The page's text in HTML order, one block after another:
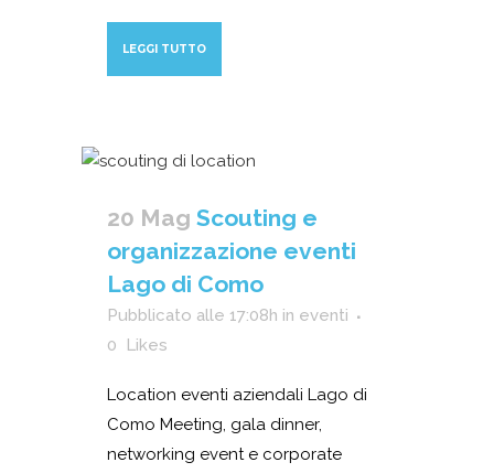
LEGGI TUTTO
20 Mag Scouting e
organizzazione eventi
Lago di Como
Pubblicato alle 17:08h in eventi
0
Likes
Location eventi aziendali Lago di
Como Meeting, gala dinner,
networking event e corporate